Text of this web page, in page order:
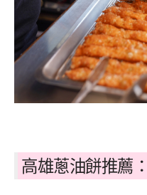
高雄蔥油餅推薦